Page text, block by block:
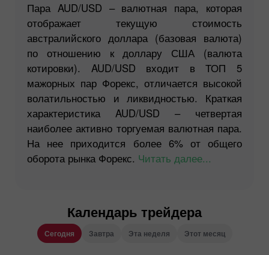
Пара AUD/USD – валютная пара, которая
отображает текущую стоимость
австралийского доллара (базовая валюта)
по отношению к доллару США (валюта
котировки). AUD/USD входит в ТОП 5
мажорных пар Форекс, отличается высокой
волатильностью и ликвидностью. Краткая
характеристика AUD/USD – четвертая
наиболее активно торгуемая валютная пара.
На нее приходится более 6% от общего
оборота рынка Форекс. Читать далее...
Календарь трейдера
Сегодня Завтра Эта неделя Этот месяц